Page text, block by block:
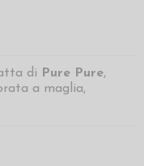
di Pure Pure,
a maglia,